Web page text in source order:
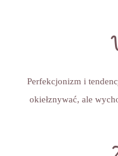
Perfekcjonizm i
okiełznywać, ale